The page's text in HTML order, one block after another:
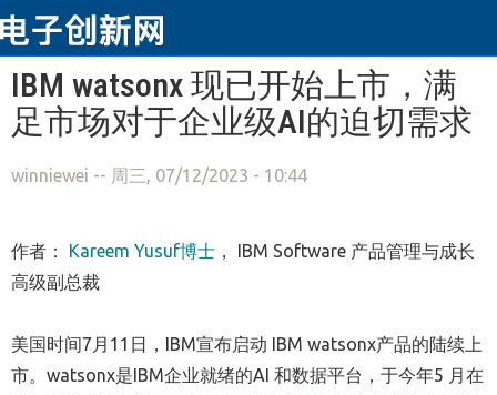
跳转到主要内容
IBM watsonx 现已开始上市，满
足市场对于企业级AI的迫切需求
winniewei -- 周三, 07/12/2023 - 10:44
作者： Kareem Yusuf博士 ， IBM Software 产品管理与成长
高级副总裁
美国时间7月11日，IBM宣布启动 IBM watsonx产品的陆续上
市。watsonx是IBM企业就绪的AI 和数据平台，于今年5 月在